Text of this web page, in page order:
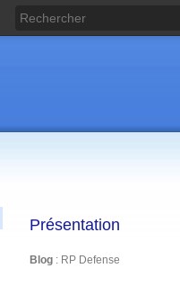
Présentation
Blog : RP Defense